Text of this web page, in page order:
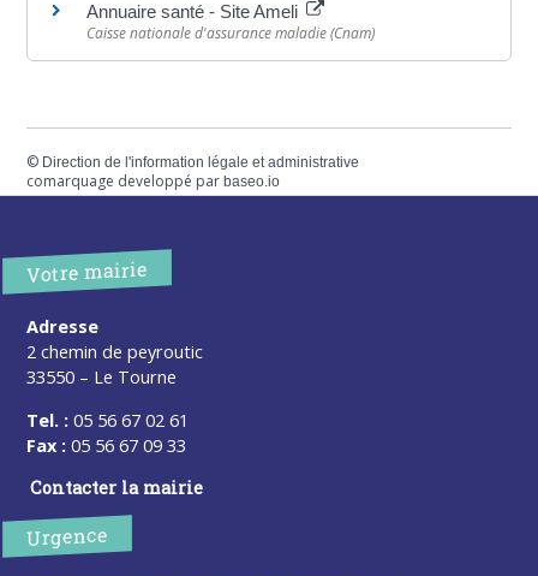
Annuaire santé - Site Ameli
Caisse nationale d'assurance maladie (Cnam)
© Direction de l'information légale et administrative
comarquage developpé parbaseo.io
Votre mairie
Adresse
2 chemin de peyroutic
33550 – Le Tourne
Tel. : 05 56 67 02 61
Fax : 05 56 67 09 33
Contacter la mairie
Urgence